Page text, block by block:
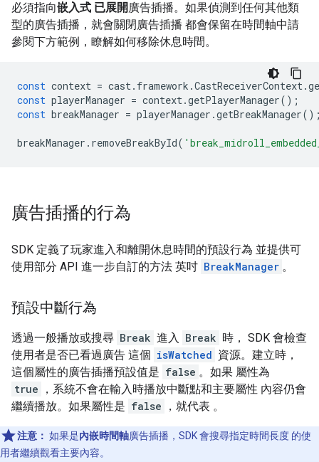
必須指向嵌入式 已展開 廣告插播。如果偵測到任何其他類
型的廣告插播，就會關閉廣告插播 都會保留在時間軸中請
參閱下方範例，瞭解如何移除休息時間。
const context = cast. framework .CastReceiverContext.
const playerManager = context.getPlayerManager();
const breakManager = playerManager .getBreakManager
breakManager . removeBreakById(
廣告插播的行為
SDK 定義了玩家進入和離開休息時間的預設行為 並提供可
使用部分 API 進一步自訂的方法 英吋 BreakManager 。
預設中斷行為
透過一般播放或搜尋 Break 進入 Break 時， SDK 會檢查
使用者是否已看過廣告 這個 isWatched 資源。建立時，
這個屬性的廣告插播預設值是 false 。如果 屬性為
true
，系統不會在輸入時播放中斷點和主要屬性 內容仍會
繼續播放。如果屬性是 false ，就代表 。
注意： 如果是內嵌時間軸廣告插播，SDK 會搜尋指定時間長度 的使
用者繼續觀看主要內容。